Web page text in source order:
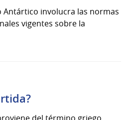
Antártico involucra las normas
vigentes sobre la